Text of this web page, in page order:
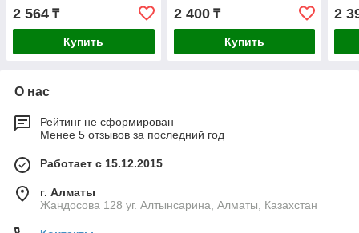
2 564 ₸
Купить
2 400₸
Купить
2
О нас
Рейтинг не сформирован
Менее 5 отзывов за последний год
Работает с 15.12.2015
г. Алматы
Жандосова 128 уг. Алтынсарина, Алматы, Казахстан